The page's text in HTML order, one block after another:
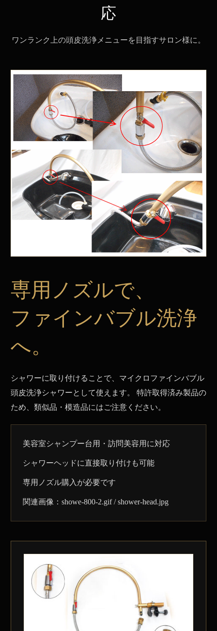
応
ワンランク上の頭皮洗浄メニューを目指すサロン様に。
専用ノズルで、
ファインバブル洗浄
へ。
シャワーに取り付けることで、マイクロファインバブル
頭皮洗浄シャワーとして使えます。 特許取得済み製品の
ため、類似品・模造品にはご注意ください。
美容室シャンプー台用・訪問美容用に対応
シャワーヘッドに直接取り付けも可能
専用ノズル購入が必要です
関連画像：showe-800-2.gif / shower-head.jpg